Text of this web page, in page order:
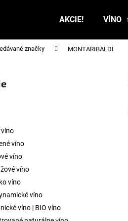
AKCIE! VÍNO
značky MONTARIBALDI
víno
víno
víno
víno
víno
víno
víno | BIO víno